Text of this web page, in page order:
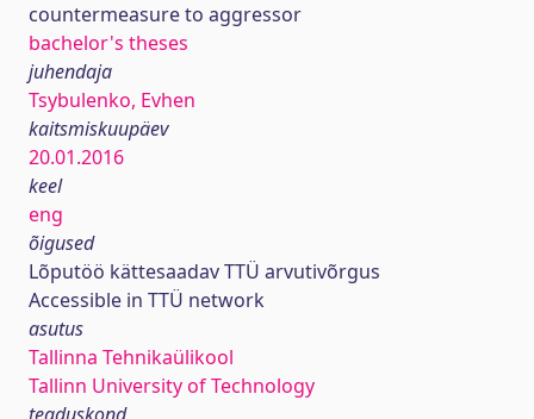
countermeasure to aggressor
bachelor's theses
juhendaja
Tsybulenko, Evhen
kaitsmiskuupäev
20.01.2016
keel
eng
õigused
Lõputöö kättesaadav TTÜ arvutivõrgus
Accessible in TTÜ network
asutus
Tallinna Tehnikaülikool
Tallinn University of Technology